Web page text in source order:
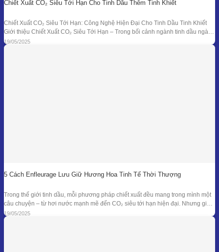
Chiết Xuất CO₂ Siêu Tới Hạn Cho Tinh Dầu Thêm Tinh Khiết
Chiết Xuất CO₂ Siêu Tới Hạn: Công Nghệ Hiện Đại Cho Tinh Dầu Tinh Khiết
Giới thiệu Chiết Xuất CO₂ Siêu Tới Hạn – Trong bối cảnh ngành tinh dầu ngày
càng đồi hỏi cao về độ tinh khiết, tính an toàn và hiệu quả sinh học, phương
pháp chiết xuất bằng CO₂ siêu tới
19/05/2025
5 Cách Enfleurage Lưu Giữ Hương Hoa Tinh Tế Thời Thượng
Trong thế giới tinh dầu, mỗi phương pháp chiết xuất đều mang trong mình một
câu chuyện – từ hơi nước mạnh mẽ đến CO₂ siêu tới hạn hiện đại. Nhưng giữa
dòng chảy công nghệ ấy, enfleurage – một kỹ thuật cổ xưa và tinh tế – vẫn tồn
tại như một biểu tượng
19/05/2025